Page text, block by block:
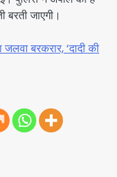
बरती जाएगी।
बरकरार, ‘दादी की